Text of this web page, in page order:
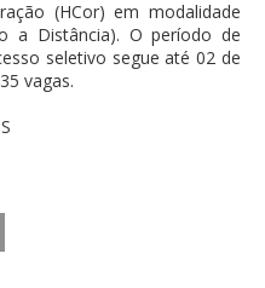
(HCor) em modalidade
a Distância). O período de
seletivo segue até 02 de
vagas.